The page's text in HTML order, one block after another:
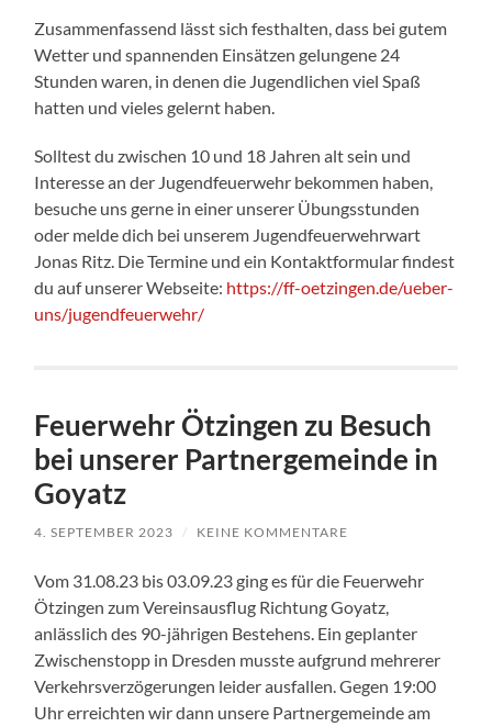
Zusammenfassend lässt sich festhalten, dass bei gutem
Wetter und spannenden Einsätzen gelungene 24
Stunden waren, in denen die Jugendlichen viel Spaß
hatten und vieles gelernt haben.
Solltest du zwischen 10 und 18 Jahren alt sein und
Interesse an der Jugendfeuerwehr bekommen haben,
besuche uns gerne in einer unserer Übungsstunden
oder melde dich bei unserem Jugendfeuerwehrwart
Jonas Ritz. Die Termine und ein Kontaktformular findest
du auf unserer Webseite: https://ff-oetzingen.de/ueber-
uns/jugendfeuerwehr/
Feuerwehr Ötzingen zu Besuch
bei unserer Partnergemeinde in
Goyatz
4. SEPTEMBER 2023 / KEINE KOMMENTARE
Vom 31.08.23 bis 03.09.23 ging es für die Feuerwehr
Ötzingen zum Vereinsausflug Richtung Goyatz,
anlässlich des 90-jährigen Bestehens. Ein geplanter
Zwischenstopp in Dresden musste aufgrund mehrerer
Verkehrsverzögerungen leider ausfallen. Gegen 19:00
Uhr erreichten wir dann unsere Partnergemeinde am